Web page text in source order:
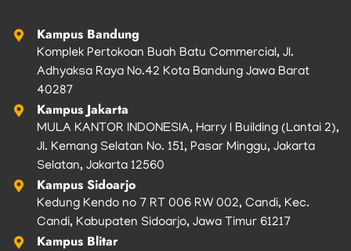
k a
Kampus Bandung
Komplek Pertokoan Buah Batu Commercial, Jl.
Adhyaksa Raya No.42 Kota Bandung Jawa Barat
40287
Kampus Jakarta
MULA KANTOR INDONESIA, Harry I Building (Lantai 2),
Jl. Kemang Selatan No. 151, Pasar Minggu, Jakarta
Selatan, Jakarta 12560
Kampus Sidoarjo
Kedung Kendo no 7 RT 006 RW 002, Candi, Kec.
Candi, Kabupaten Sidoarjo, Jawa Timur 61217
Kampus Blitar